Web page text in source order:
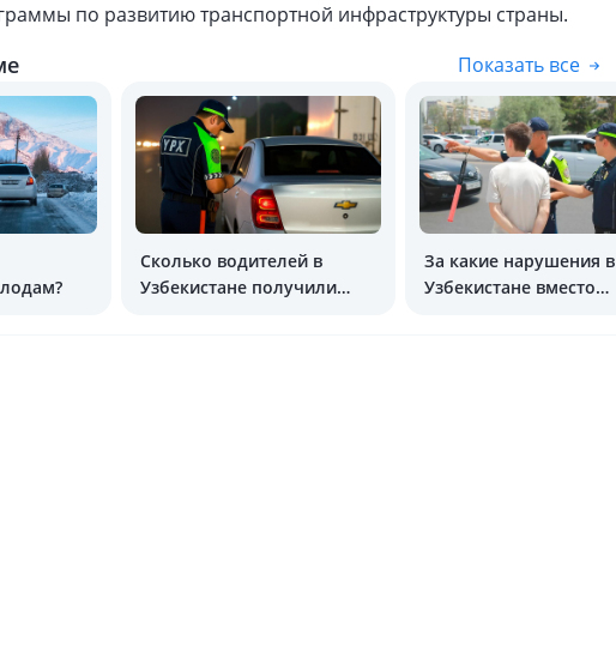
по развитию транспортной инфраструктуры страны.
Показать все
Сколько водителей в
Узбекистане получили
За какие нарушения в
Узбекистане вместо